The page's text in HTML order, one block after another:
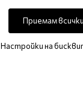
Shampoo 300ml
€ 28.07 (54.90
Приемам всички
Настройки на